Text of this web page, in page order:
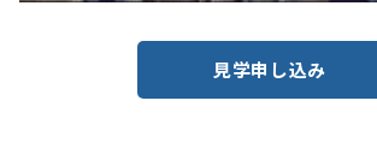
見学申し込み